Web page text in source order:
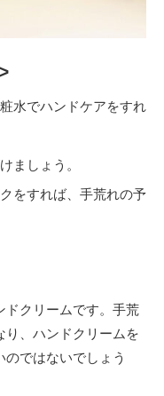
水でハンドケアをすれ
ましょう。
をすれば、手荒れの予
ドクリームです。手荒
り、ハンドクリームを
ではないでしょう